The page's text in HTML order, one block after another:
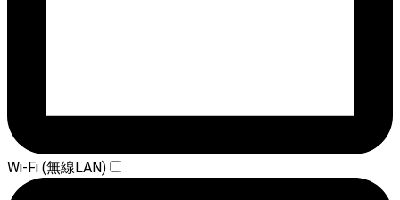
Wi-Fi (無線LAN)